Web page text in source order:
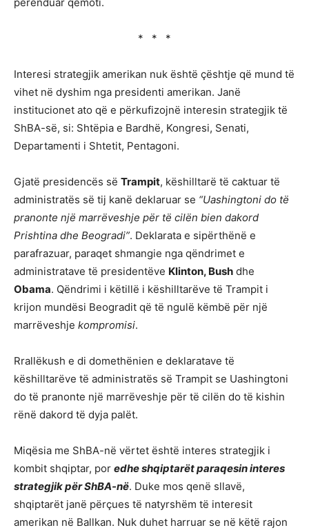
* * *
Interesi strategjik amerikan nuk është çështje që mund të
vihet në dyshim nga presidenti amerikan. Janë
institucionet ato që e përkufizojnë interesin strategjik të
ShBA-së, si: Shtëpia e Bardhë, Kongresi, Senati,
Departamenti i Shtetit, Pentagoni.
Gjatë presidencës së Trampit, këshilltarë të caktuar të
administratës së tij kanë deklaruar se “Uashingtoni do të
pranonte një marrëveshje për të cilën bien dakord
Prishtina dhe Beogradi”. Deklarata e sipërthënë e
parafrazuar, paraqet shmangie nga qëndrimet e
administratave të presidentëve Klinton, Bush dhe
Obama. Qëndrimi i këtillë i këshilltarëve të Trampit i
krijon mundësi Beogradit që të ngulë këmbë për një
marrëveshje kompromisi.
Rrallëkush e di domethënien e deklaratave të
këshilltarëve të administratës së Trampit se Uashingtoni
do të pranonte një marrëveshje për të cilën do të kishin
rënë dakord të dyja palët.
Miqësia me ShBA-në vërtet është interes strategjik i
kombit shqiptar, por edhe shqiptarët paraqesin interes
strategjik për ShBA-në. Duke mos qenë sllavë,
shqiptarët janë përçues të natyrshëm të interesit
amerikan në Ballkan. Nuk duhet harruar se në këtë rajon